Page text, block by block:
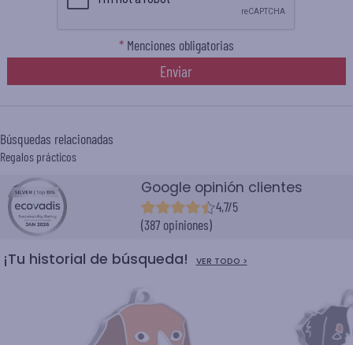
*Menciones obligatorias
Enviar
Búsquedas relacionadas
Regalos prácticos
Google opinión clientes
4,7/5
(387 opiniones)
¡Tu historial de búsqueda! VER TODO >